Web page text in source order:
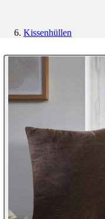
Kissenhüllen